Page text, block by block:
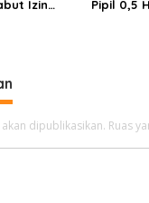
Izin
Pipil 0,5
dipublikasikan. Ruas